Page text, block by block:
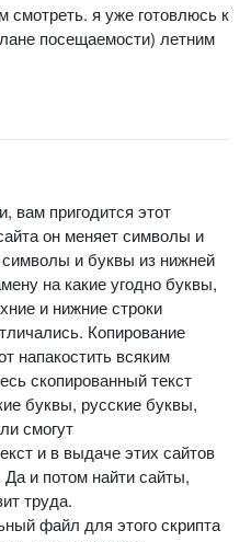
смотреть. я уже готовлюсь к
посещаемости) летним
вам пригодится этот
он меняет символы и
и буквы из нижней
на какие угодно буквы,
и нижние строки
Копирование
напакостить всяким
скопированный текст
буквы, русские буквы,
смогут
и в выдаче этих сайтов
и потом найти сайты,
труда.
файл для этого скрипта